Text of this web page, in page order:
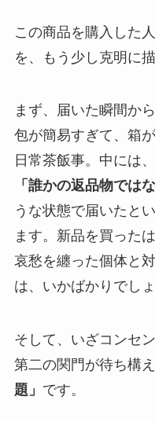
この商品を購入した
を、もう少し克明に
まず、届いた瞬間か
包が簡易すぎて、箱
日常茶飯事。中には
「誰かの返品物では
うな状態で届いたと
ます。新品を買った
哀愁を纏った個体と
は、いかばかりでしょ
そして、いざコンセ
第二の関門が待ち構え
題」 です。